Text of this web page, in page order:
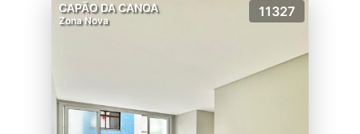
CAPÃO DA CANOA
Zona Nova
11327